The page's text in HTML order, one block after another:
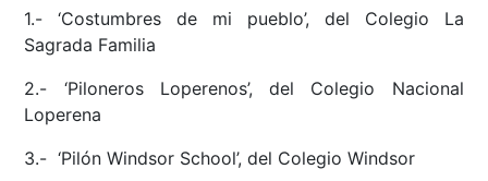
1.- ‘Costumbres de mi pueblo’, del Colegio La
Sagrada Familia
2.- ‘Piloneros Loperenos’, del Colegio Nacional
Loperena
3.- ‘Pilón Windsor School’, del Colegio Windsor